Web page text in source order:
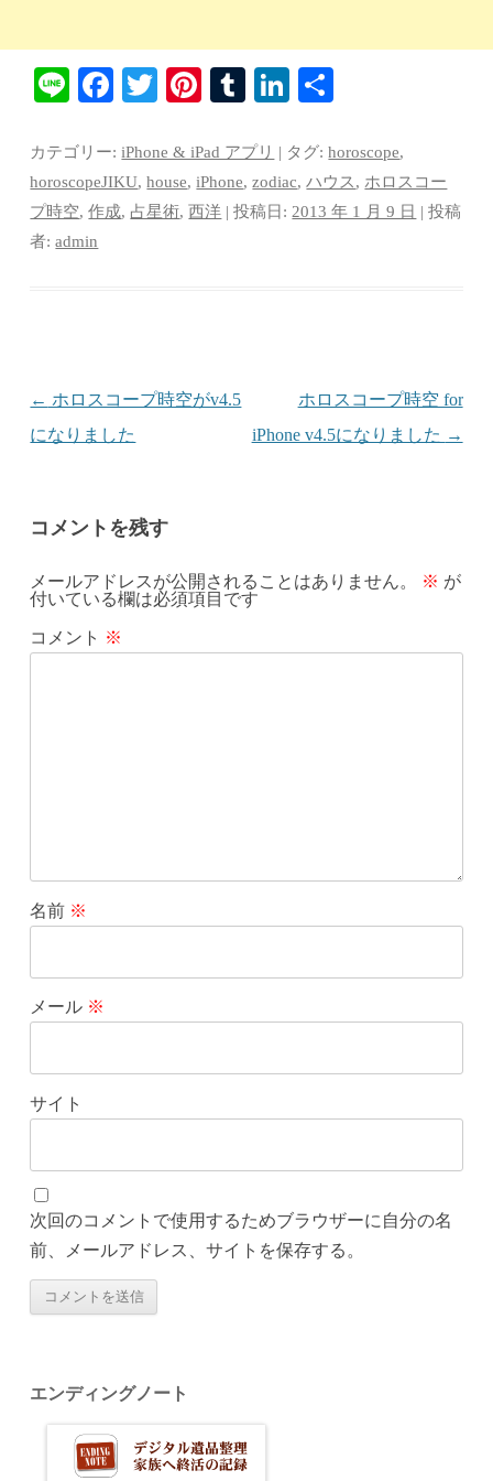
Li Fa
bo
ok
T
tte
r
Pi
er
es
t
T
m
bl
r
Li
ed
In
カテゴリー:iPhone & iPad アプリ | タグ:horoscope,
horoscopeJIKU,house,iPhone,zodiac,ハウス , ホロスコー
プ時空,作成, 占星術,西洋 | 投稿日: 2013 年 1 月 9 日 |投稿
者:admin
投稿ナビゲーション
← ホロスコープ時空がv4.5
になりました
ホロスコープ時空 for
iPhone v4.5になりました →
コメントを残す
メールアドレスが公開されることはありません。 ※ が
付いている欄は必須項目です
コメント ※
名前 ※
メール ※
サイト
次回のコメントで使用するためブラウザーに自分の名
前、メールアドレス、サイトを保存する。
エンディングノート